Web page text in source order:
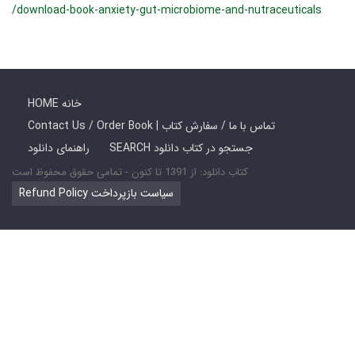
/download-book-anxiety-gut-microbiome-and-nutraceuticals
HOME خانه
Contact Us / Order Book | تماس با ما / سفارش کتاب
راهنمای دانلود
SEARCH جستجو در کتاب دانلود
کتاب دانلود: از 1391 تا کنون - تمامی حقوق محفوظ است
Refund Policy سیاست بازپرداخت